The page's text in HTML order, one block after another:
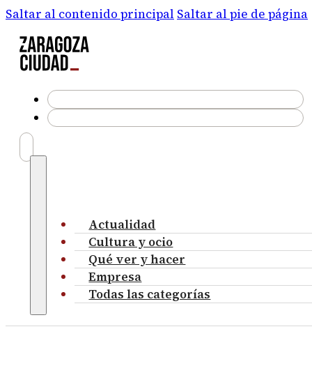
Saltar al contenido principal Saltar al pie de página
Actualidad
Cultura y ocio
Qué ver y hacer
Empresa
Todas las categorías